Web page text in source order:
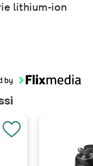
lithium-ion